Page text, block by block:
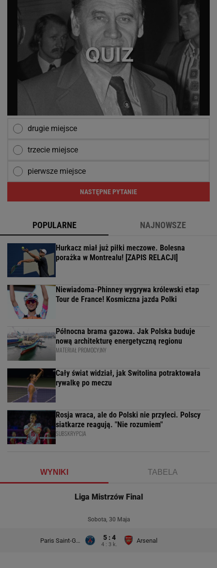
drugie miejsce
trzecie miejsce
pierwsze miejsce
NASTĘPNE PYTANIE
POPULARNE NAJNOWSZE
Hurkacz miał już piłki meczowe. Bolesna
porażka w Montrealu! [ZAPIS RELACJI]
Niewiadoma-Phinney wygrywa królewski etap
Tour de France! Kosmiczna jazda Polki
Północna brama gazowa. Jak Polska buduje
nową architekturę energetyczną regionu
MATERIAŁ PROMOCYJNY
Cały świat widział, jak Switolina potraktowała
rywalkę po meczu
Rosja wraca, ale do Polski nie przyleci. Polscy
siatkarze reagują. "Nie rozumiem"
SUBSKRYPCJA
WYNIKI TABELA
Liga Mistrzów Final
Sobota, 30 Maja
Paris Saint-Germain 5 : 4
4 : 3 k.
Arsenal